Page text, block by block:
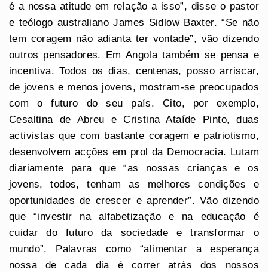
é a nossa atitude em relação a isso”, disse o pastor
e teólogo australiano James Sidlow Baxter. “Se não
tem coragem não adianta ter vontade”, vão dizendo
outros pensadores. Em Angola também se pensa e
incentiva. Todos os dias, centenas, posso arriscar,
de jovens e menos jovens, mostram-se preocupados
com o futuro do seu país. Cito, por exemplo,
Cesaltina de Abreu e Cristina Ataíde Pinto, duas
activistas que com bastante coragem e patriotismo,
desenvolvem acções em prol da Democracia. Lutam
diariamente para que “as nossas crianças e os
jovens, todos, tenham as melhores condições e
oportunidades de crescer e aprender”. Vão dizendo
que “investir na alfabetização e na educação é
cuidar do futuro da sociedade e transformar o
mundo”. Palavras como “alimentar a esperança
nossa de cada dia é correr atrás dos nossos